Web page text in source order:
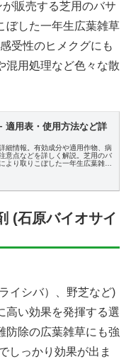
販売する芝用のバサ
ぼした一年生広葉雑草
受性のヒメクグにも
混用処理など色々な散
適用表・使用方法など詳
細情報。有効成分や適用作物、病
意点などを詳しく解説。芝用のバ
より取りこぼした一年生広葉雑草
(石原バイオサイ
イシバ）、野芝など)
高い効果を発揮する選
防除の広葉雑草にも強
しっかり効果が出ま